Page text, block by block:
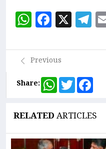
X
Previous
Share:
WhatsApp
Twitter
RELATEDARTICLES